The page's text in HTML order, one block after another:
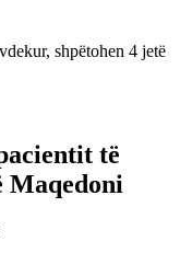
shpëtohen 4 jetë
të
Maqedoni